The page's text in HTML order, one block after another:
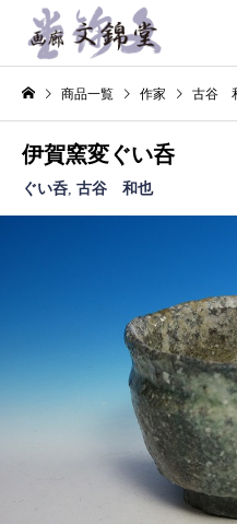
商品一覧 作家 古谷
伊賀窯変ぐい呑
ぐい呑, 古谷 和也